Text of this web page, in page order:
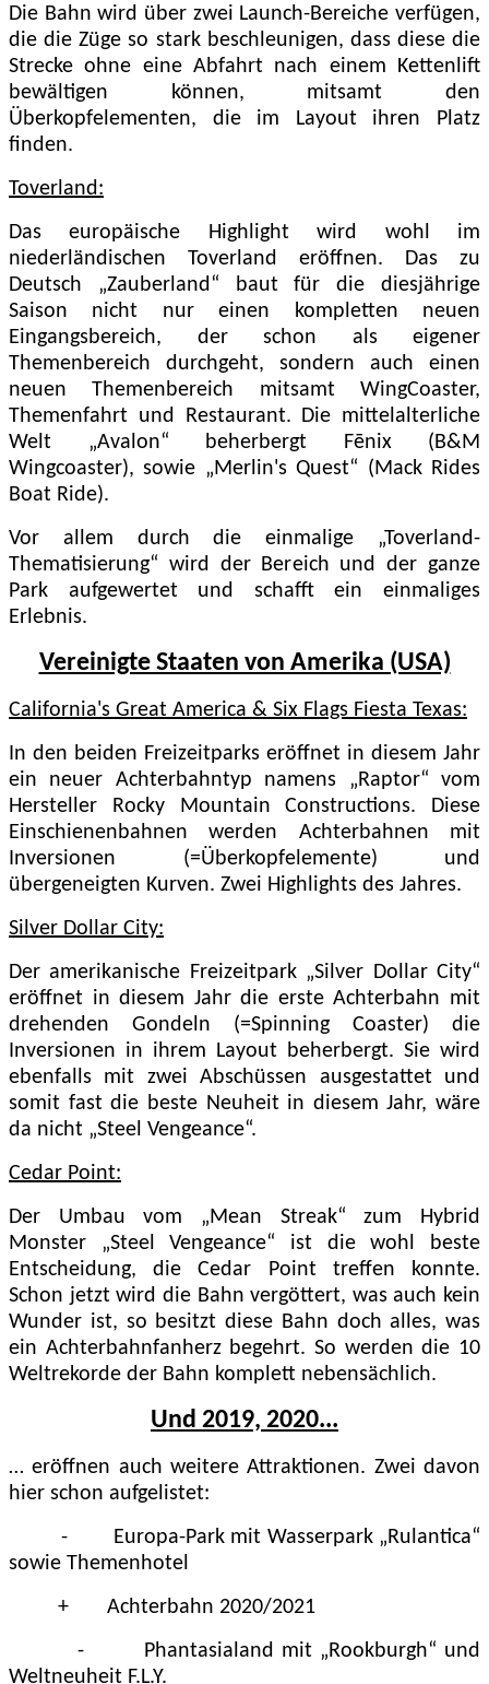
Die Bahn wird über zwei Launch-Bereiche verfügen,
die die Züge so stark beschleunigen, dass diese die
Strecke ohne eine Abfahrt nach einem Kettenlift
bewältigen können, mitsamt den
Überkopfelementen, die im Layout ihren Platz
finden.
Toverland:
Das europäische Highlight wird wohl im
niederländischen Toverland eröffnen. Das zu
Deutsch „Zauberland“ baut für die diesjährige
Saison nicht nur einen kompletten neuen
Eingangsbereich, der schon als eigener
Themenbereich durchgeht, sondern auch einen
neuen Themenbereich mitsamt WingCoaster,
Themenfahrt und Restaurant. Die mittelalterliche
Welt „Avalon“ beherbergt Fēnix (B&M
Wingcoaster), sowie „Merlin's Quest“ (Mack Rides
Boat Ride).
Vor allem durch die einmalige „Toverland-
Thematisierung“ wird der Bereich und der ganze
Park aufgewertet und schafft ein einmaliges
Erlebnis.
Vereinigte Staaten von Amerika (USA)
California's Great America & Six Flags Fiesta Texas:
In den beiden Freizeitparks eröffnet in diesem Jahr
ein neuer Achterbahntyp namens „Raptor“ vom
Hersteller Rocky Mountain Constructions. Diese
Einschienenbahnen werden Achterbahnen mit
Inversionen (=Überkopfelemente) und
übergeneigten Kurven. Zwei Highlights des Jahres.
Silver Dollar City:
Der amerikanische Freizeitpark „Silver Dollar City“
eröffnet in diesem Jahr die erste Achterbahn mit
drehenden Gondeln (=Spinning Coaster) die
Inversionen in ihrem Layout beherbergt. Sie wird
ebenfalls mit zwei Abschüssen ausgestattet und
somit fast die beste Neuheit in diesem Jahr, wäre
da nicht „Steel Vengeance“.
Cedar Point:
Der Umbau vom „Mean Streak“ zum Hybrid
Monster „Steel Vengeance“ ist die wohl beste
Entscheidung, die Cedar Point treffen konnte.
Schon jetzt wird die Bahn vergöttert, was auch kein
Wunder ist, so besitzt diese Bahn doch alles, was
ein Achterbahnfanherz begehrt. So werden die 10
Weltrekorde der Bahn komplett nebensächlich.
Und 2019, 2020...
… eröffnen auch weitere Attraktionen. Zwei davon
hier schon aufgelistet:
- Europa-Park mit Wasserpark „Rulantica“
sowie Themenhotel
+ Achterbahn 2020/2021
- Phantasialand mit „Rookburgh“ und
Weltneuheit F.L.Y.